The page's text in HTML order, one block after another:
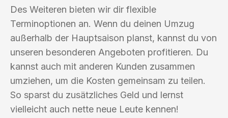
Des Weiteren bieten wir dir flexible
Terminoptionen an. Wenn du deinen Umzug
außerhalb der Hauptsaison planst, kannst du von
unseren besonderen Angeboten profitieren. Du
kannst auch mit anderen Kunden zusammen
umziehen, um die Kosten gemeinsam zu teilen.
So sparst du zusätzliches Geld und lernst
vielleicht auch nette neue Leute kennen!